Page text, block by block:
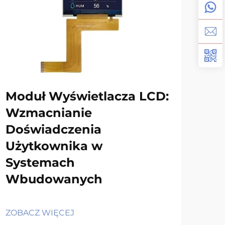
Moduł Wyświetlacza LCD:
Wzmacnianie
Doświadczenia
Użytkownika w
Systemach
Wbudowanych
ZOBACZ WIĘCEJ